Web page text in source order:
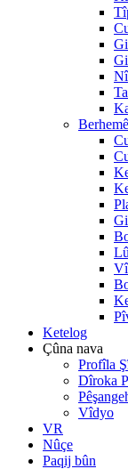
Ketelog
Çûna nava
Profîla
Dîroka
Vîdyo
VR
Nûçe
Paqij bûn